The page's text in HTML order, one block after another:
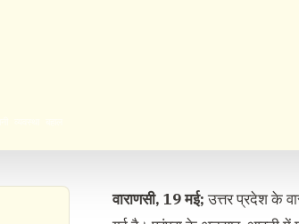
वाराणसी, 19 मई;उत्तर प्रदेश के